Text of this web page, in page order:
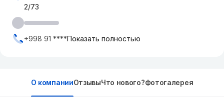
2/73
+998 91 ****Показать полностью
О компанииОтзывыЧто нового?Фотогалерея